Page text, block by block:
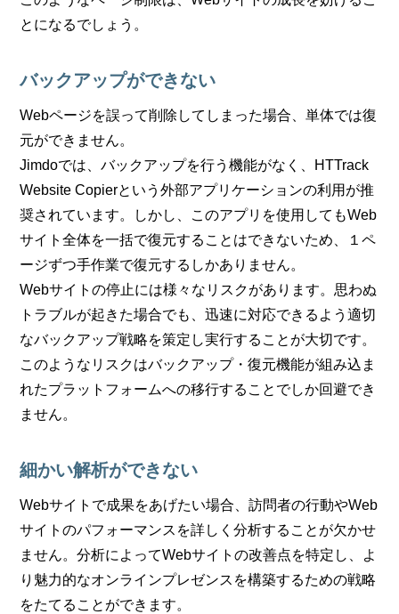
とになるでしょう。
バックアップができない
Webページを誤って削除してしまった場合、単体では復
元ができません。
Jimdoでは、バックアップを行う機能がなく、HTTrack
Website Copierという外部アプリケーションの利用が推
奨されています。しかし、このアプリを使用してもWeb
サイト全体を一括で復元することはできないため、１ペ
ージずつ手作業で復元するしかありません。
Webサイトの停止には様々なリスクがあります。思わぬ
トラブルが起きた場合でも、迅速に対応できるよう適切
なバックアップ戦略を策定し実行することが大切です。
このようなリスクはバックアップ・復元機能が組み込ま
れたプラットフォームへの移行することでしか回避でき
ません。
細かい解析ができない
Webサイトで成果をあげたい場合、訪問者の行動やWeb
サイトのパフォーマンスを詳しく分析することが欠かせ
ません。分析によってWebサイトの改善点を特定し、よ
り魅力的なオンラインプレゼンスを構築するための戦略
をたてることができます。